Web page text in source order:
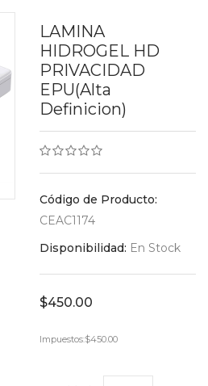
LAMINA
HIDROGEL HD
PRIVACIDAD
EPU(alta
Definicion)
Código de Producto:
CEAC1174
Disponibilidad: En Stock
$450.00
Impuestos:$450.00